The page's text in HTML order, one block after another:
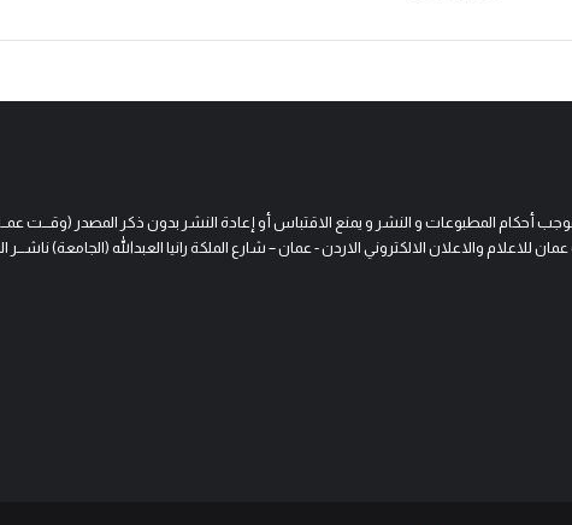
أحكام المطبوعات و النشر و يمنع الاقتباس أو إعادة النشر بدون ذكر المصدر (وقـــت
والاعلان الالكتروني الاردن - عمان – شارع الملكة رانيا العبدالله (الجامعة) ناشـــر